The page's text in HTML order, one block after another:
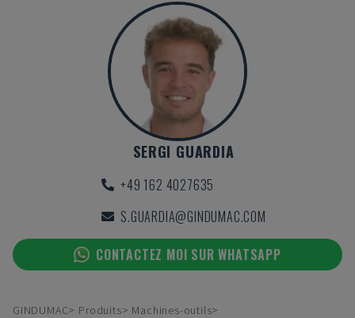
SERGI GUARDIA
+49 162 4027635
S.GUARDIA@GINDUMAC.COM
CONTACTEZ MOI SUR WHATSAPP
GINDUMAC Produits
Machines-outils